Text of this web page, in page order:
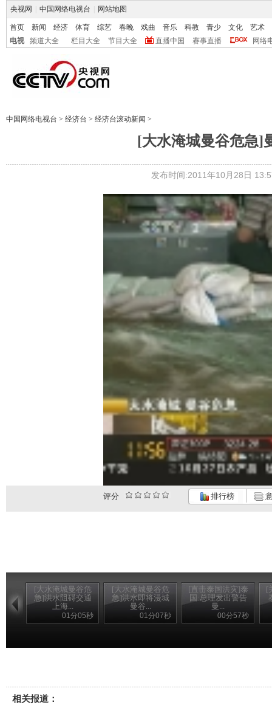
央视网 中国网络电视台 网站地图
首页 新闻 经济 体育 综艺 春晚 戏曲 音乐 科教 青少 文化
艺术
电视
频道大全 栏目大全 节目大全 直播中国 赛事直播 网络
中国网络电视台 > 经济台 > 经济台滚动新闻 >
[大水淹城曼谷危急]
发布时间:2011年10月28日
评分 排行榜
[大水淹城曼谷危
急]洪水阻碍交通
上海...
01分05秒
[大水淹城曼谷危
急]洪水即将漫城
曼谷...
01分07秒
[直击泰国洪灾]泰
国:总理发出警告
曼...
00分57秒
[
相关报道：